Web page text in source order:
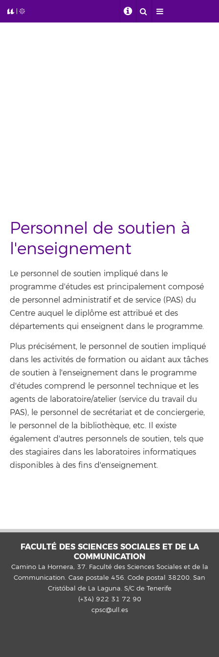
Personnel de soutien à
l'enseignement
Le personnel de soutien impliqué dans le
programme d'études est principalement composé
de personnel administratif et de service (PAS) du
Centre auquel le diplôme est attribué et des
départements qui enseignent dans le programme.
Plus précisément, le personnel de soutien impliqué
dans les activités de formation ou aidant aux tâches
de soutien à l'enseignement dans le programme
d'études comprend le personnel technique et les
agents de laboratoire/atelier (service du travail du
PAS), le personnel de secrétariat et de conciergerie,
le personnel de la bibliothèque, etc. Il existe
également d'autres personnels de soutien, tels que
des stagiaires dans les laboratoires informatiques
disponibles à des fins d'enseignement.
FACULTÉ DES SCIENCES SOCIALES ET DE LA
COMMUNICATION
Camino La Hornera, 37. Faculté des Sciences Sociales et de la
Communication. Case postale 456. Code postal 38200. San
Cristóbal de La Laguna. S/C de Tenerife
(+34) 922 31 72 90
cpsc@ull.es